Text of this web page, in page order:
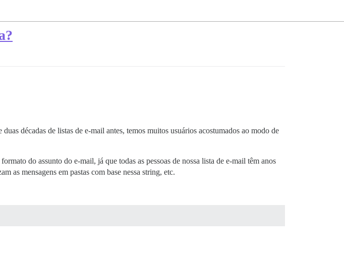
décadas de listas de e-mail antes, temos muitos usuários acostumados ao modo de
do assunto do e-mail, já que todas as pessoas de nossa lista de e-mail têm anos
as mensagens em pastas com base nessa string, etc.